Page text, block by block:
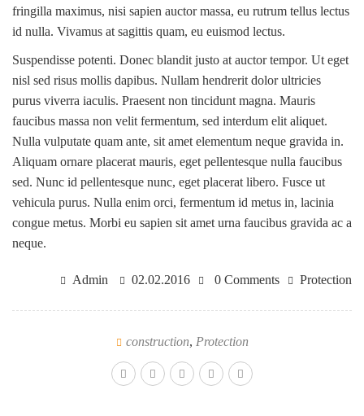
fringilla maximus, nisi sapien auctor massa, eu rutrum tellus lectus
id nulla. Vivamus at sagittis quam, eu euismod lectus.
Suspendisse potenti. Donec blandit justo at auctor tempor. Ut eget
nisl sed risus mollis dapibus. Nullam hendrerit dolor ultricies
purus viverra iaculis. Praesent non tincidunt magna. Mauris
faucibus massa non velit fermentum, sed interdum elit aliquet.
Nulla vulputate quam ante, sit amet elementum neque gravida in.
Aliquam ornare placerat mauris, eget pellentesque nulla faucibus
sed. Nunc id pellentesque nunc, eget placerat libero. Fusce ut
vehicula purus. Nulla enim orci, fermentum id metus in, lacinia
congue metus. Morbi eu sapien sit amet urna faucibus gravida ac a
neque.
Admin 02.02.2016 Protection
0 Comments
construction, Protection